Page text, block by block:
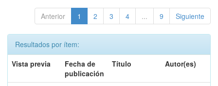
Anterior 1 2 3 4 ... 9 Siguiente
Resultados por ítem:
Vista previa
Fecha de
publicación
Título Autor(es)